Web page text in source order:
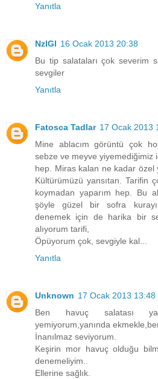
Yanıtla
NzlGl 16 Ocak 2013 20:38
Bu tip salataları çok severim
sevgiler
Yanıtla
Fatosca Tadlar 17 Ocak 2013
Mine ablacım görüntü çok
sebze ve meyve yiyemediğimiz
hep. Miras kalan ne kadar özel
Kültürümüzü yansıtan. Tarifin
koymadan yaparım hep. Bu
şöyle güzel bir sofra
denemek için de harika bir
alıyorum tarifi,
Öpüyorum çok, sevgiyle kal...
Yanıtla
Unknown 17 Ocak 2013 13:48
Ben havuç salatası
yemiyorum,yanında
İnanılmaz seviyorum.
Keşirin mor havuç olduğu
denemeliyim..
Ellerine sağlık.